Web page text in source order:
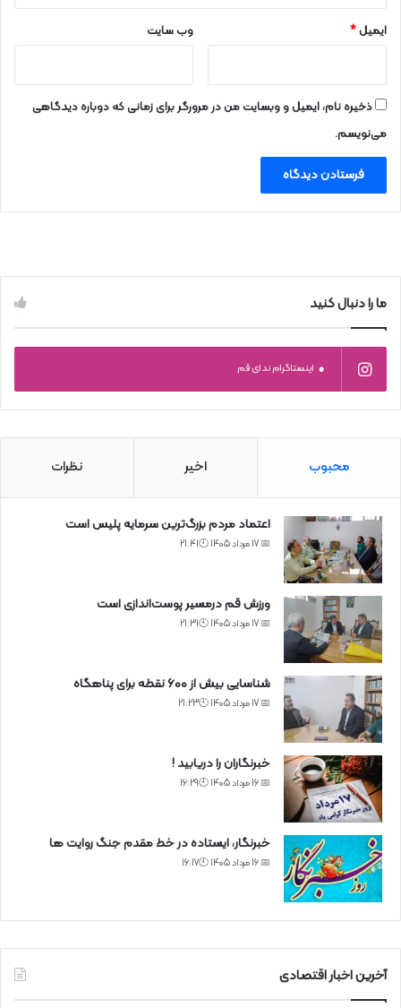
ایمیل* وب‌ سایت
ذخیره نام، ایمیل و وبسایت من در مرورگر برای زمانی که دوباره دیدگاهی
می‌نویسم.
ما را دنبال کنید
0 اینستاگرام ندای قم
محبوب اخیر نظرات
اعتماد مردم بزرگ‌ترین سرمایه پلیس است
📅 17 مرداد 1405 🕙21:41
ورزش قم درمسیر پوست‌اندازی است
📅 17 مرداد 1405 🕙21:31
شناسایی بیش از ۶۰۰ نقطه برای پناهگاه
📅 17 مرداد 1405 🕙21:23
خبرنگاران را دریابید !
📅 16 مرداد 1405 🕙16:29
خبرنگار، ایستاده در خط مقدم جنگ روایت ها
📅 16 مرداد 1405 🕙16:17
آخرین اخبار اقتصادی